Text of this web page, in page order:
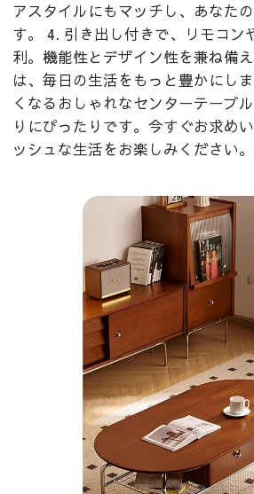
アスタイルにもマッチし、あなた
す。 4. 引き出し付きで、リモコン
利。機能性とデザイン性を兼ね備
は、毎日の生活をもっと豊かにし
くなるおしゃれなセンターテーブ
りにぴったりです。今すぐお求め
ッシュな生活をお楽しみください。